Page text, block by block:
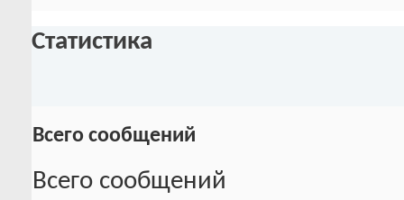
Статистика
Всего сообщений
Всего сообщений